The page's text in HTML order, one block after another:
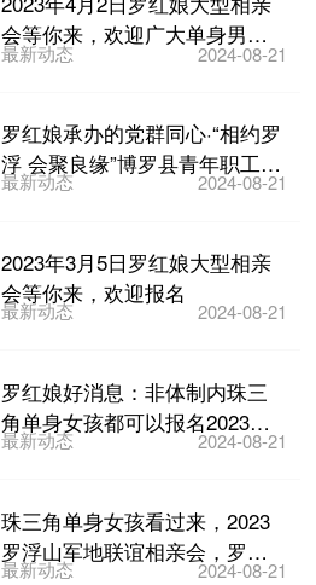
会等你来，欢迎广大单身男女
报名
最新动态 2024-08-21
罗红娘承办的党群同心·“相约罗
浮 会聚良缘”博罗县青年职工相
亲交友活动，开始...
最新动态 2024-08-21
2023年3月5日罗红娘大型相亲
会等你来，欢迎报名
最新动态 2024-08-21
罗红娘好消息：非体制内珠三
角单身女孩都可以报名2023罗
浮山军地联谊相亲会啦...
最新动态 2024-08-21
珠三角单身女孩看过来，2023
罗浮山军地联谊相亲会，罗红
最新动态 2024-08-21